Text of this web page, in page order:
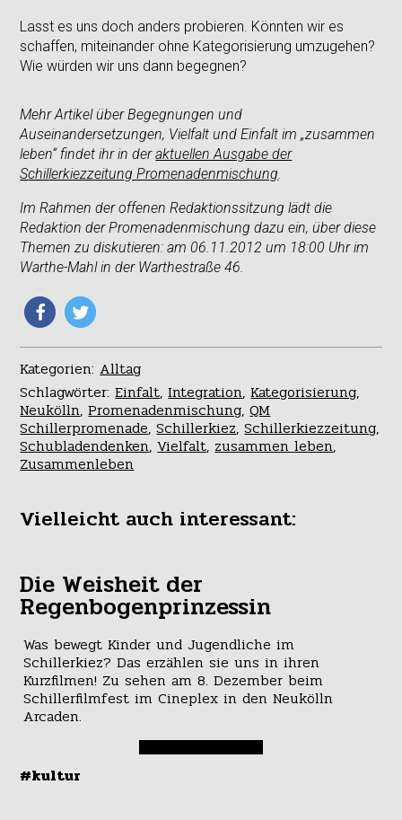
Lasst es uns doch anders probieren. Könnten wir es
schaffen, miteinander ohne Kategorisierung umzugehen?
Wie würden wir uns dann begegnen?
Mehr Artikel über Begegnungen und
Auseinandersetzungen, Vielfalt und Einfalt im „zusammen
leben“ findet ihr in deraktuellen Ausgabe der
Schillerkiezzeitung Promenadenmischung.
Im Rahmen der offenen Redaktionssitzung lädt die
Redaktion der Promenadenmischung dazu ein, über diese
Themen zu diskutieren: am 06.11.2012 um 18:00 Uhrim
Warthe-Mahl in der Warthestraße 46.
Kategorien:Alltag
Schlagwörter:Einfalt,Integration,Kategorisierung,
Neukölln,Promenadenmischung,QM
Schillerpromenade,Schillerkiez,Schillerkiezzeitung,
Schubladendenken,Vielfalt,zusammen leben,
Zusammenleben
Vielleicht auch interessant:
Die Weisheit der
Regenbogenprinzessin
Was bewegt Kinder und Jugendliche im
Schillerkiez? Das erzählen sie uns in ihren
Kurzfilmen! Zu sehen am 8. Dezember beim
Schillerfilmfest im Cineplex in den Neukölln
Arcaden.
#kultur